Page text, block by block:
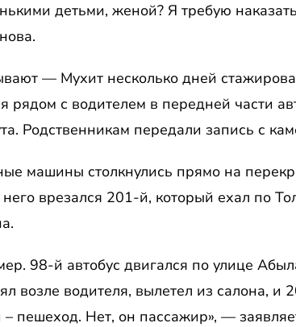
детьми, женой? Я требую
— Мухит несколько дней
рядом с водителем в передней части
Родственникам передали запись с
машины столкнулись прямо на
врезался 201-й, который ехал по
98-й автобус двигался по улице
возле водителя, вылетел из салона, и
– пешеход. Нет, он пассажир», —